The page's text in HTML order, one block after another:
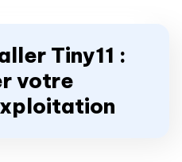
Tiny11 :
votre